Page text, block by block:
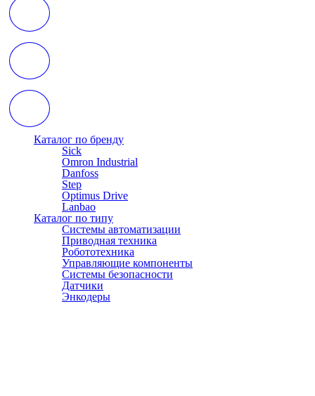
Каталог по бренду
Sick
Omron Industrial
Danfoss
Step
Optimus Drive
Lanbao
Каталог по типу
Системы автоматизации
Приводная техника
Робототехника
Управляющие компоненты
Системы безопасности
Датчики
Энкодеры